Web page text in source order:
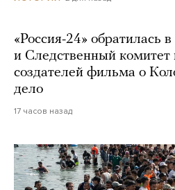
«Россия-24» обратилась
и Следственный комитет
создателей фильма о
дело
17 часов назад